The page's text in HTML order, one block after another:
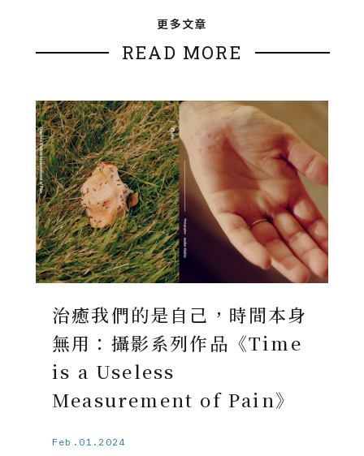
更多文章
READ MORE
治癒我們的是自己，時間本身
無用：攝影系列作品《Time
is a Useless
Measurement of Pain》
Feb.01.2024